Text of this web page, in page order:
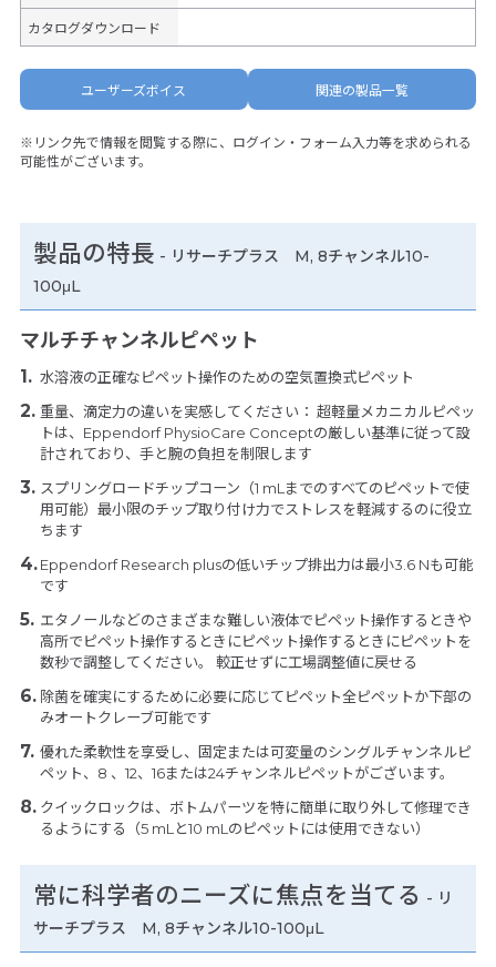
カタログダウンロード
ユーザーズボイス 関連の製品一覧
※リンク先で情報を閲覧する際に、ログイン・フォーム入力等を求められる
可能性がございます。
製品の特長 - リサーチプラス M, 8チャンネル10-
100μL
マルチチャンネルピペット
水溶液の正確なピペット操作のための空気置換式ピペット
重量、滴定力の違いを実感してください： 超軽量メカニカルピペッ
トは、Eppendorf PhysioCare Conceptの厳しい基準に従って設
計されており、手と腕の負担を制限します
スプリングロードチップコーン（1 mLまでのすべてのピペットで使
用可能）最小限のチップ取り付け力でストレスを軽減するのに役立
ちます
Eppendorf Research plusの低いチップ排出力は最小3.6 Nも可能
です
エタノールなどのさまざまな難しい液体でピペット操作するときや
高所でピペット操作するときにピペット操作するときにピペットを
数秒で調整してください。 較正せずに工場調整値に戻せる
除菌を確実にするために必要に応じてピペット全ピペットか下部の
みオートクレーブ可能です
優れた柔軟性を享受し、固定または可変量のシングルチャンネルピ
ペット、8 、12、16または24チャンネルピペットがございます。
クイックロックは、ボトムパーツを特に簡単に取り外して修理でき
るようにする（5 mLと10 mLのピペットには使用できない）
常に科学者のニーズに焦点を当てる - リ
サーチプラス M, 8チャンネル10-100μL